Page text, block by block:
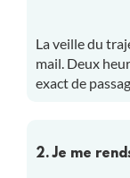
La veille du
mail. Deux
exact de
2. Je me